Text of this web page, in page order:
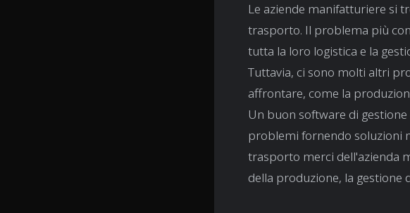
Le aziende manifatturiere si
trasporto. Il problema più
tutta la loro logistica e la
Tuttavia, ci sono molti altri
affrontare, come la
Un buon software di
problemi fornendo soluzioni
trasporto merci dell'azienda
della produzione, la gestione